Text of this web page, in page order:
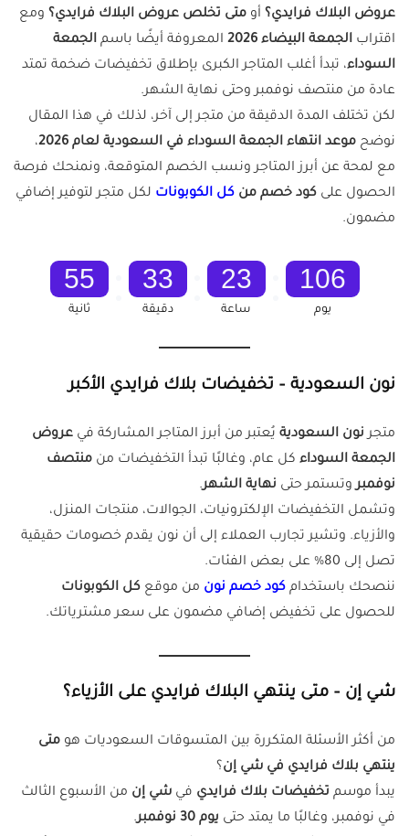
عروض البلاك فرايدي؟ أو متى تخلص عروض البلاك فرايدي؟ ومع
اقتراب الجمعة البيضاء 2026 المعروفة أيضًا باسم الجمعة
السوداء، تبدأ أغلب المتاجر الكبرى بإطلاق تخفيضات ضخمة تمتد
عادة من منتصف نوفمبر وحتى نهاية الشهر.
لكن تختلف المدة الدقيقة من متجر إلى آخر، لذلك في هذا المقال
نوضح موعد انتهاء الجمعة السوداء في السعودية لعام 2026
،
مع لمحة عن أبرز المتاجر ونسب الخصم المتوقعة، ونمنحك فرصة
الحصول على كود خصم من كل الكوبونات لكل متجر لتوفير إضافي
مضمون.
106
يوم
23
ساعة
33
دقيقة
54
ثانية
نون السعودية – تخفيضات بلاك فرايدي الأكبر
متجرنون السعودية يُعتبر من أبرز المتاجر المشاركة في عروض
الجمعة السوداء كل عام، وغالبًا تبدأ التخفيضات من منتصف
نوفمبروتستمر حتى نهاية الشهر.
وتشمل التخفيضات الإلكترونيات، الجوالات، منتجات المنزل،
والأزياء. وتشير تجارب العملاء إلى أن نون يقدم خصومات حقيقية
تصل إلى 80% على بعض الفئات.
ننصحك باستخدام كود خصم نون من موقع كل الكوبونات
للحصول على تخفيض إضافي مضمون على سعر مشترياتك.
شي إن – متى ينتهي البلاك فرايدي على الأزياء؟
من أكثر الأسئلة المتكررة بين المتسوقات السعوديات هو متى
ينتهي بلاك فرايدي في شي إن؟
يبدأ موسم تخفيضات بلاك فرايدي في شي إن من الأسبوع الثالث
في نوفمبر، وغالبًا ما يمتد حتى يوم 30 نوفمبر
.